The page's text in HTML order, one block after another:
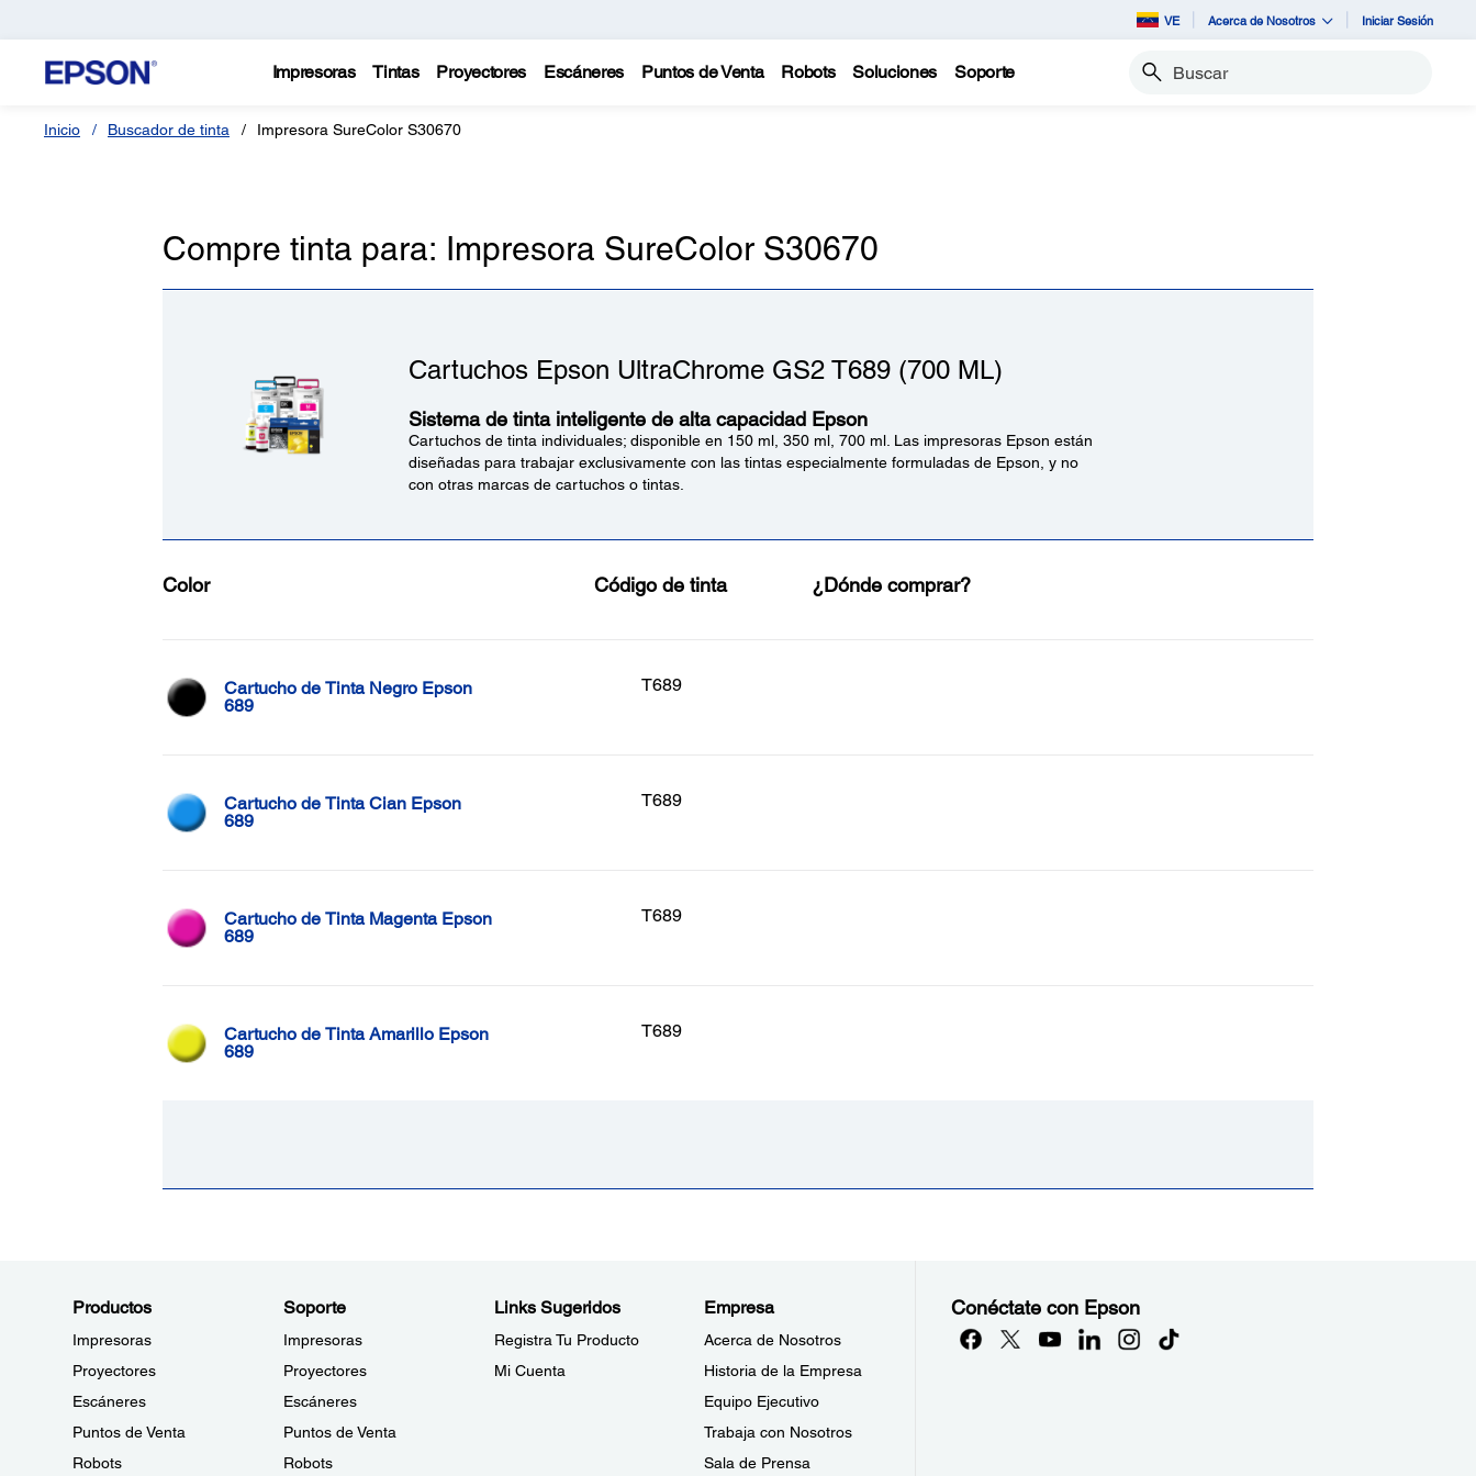
VE Acerca de Nosotros Iniciar Sesión
Impresoras Tintas Proyectores Escáneres Puntos de Venta Robots Soluciones Soporte Buscar
Inicio Buscador de tinta Impresora SureColor S30670
Compre tinta para: Impresora SureColor S30670
Cartuchos Epson UltraChrome GS2 T689 (700 ML)
Sistema de tinta inteligente de alta capacidad Epson
Cartuchos de tinta individuales; disponible en 150 ml, 350 ml, 700 ml. Las impresoras Epson están
diseñadas para trabajar exclusivamente con las tintas especialmente formuladas de Epson, y no
con otras marcas de cartuchos o tintas.
Color Código de tinta ¿Dónde comprar?
Cartucho de Tinta Negro Epson
689
T689
Cartucho de Tinta Cian Epson
689
T689
Cartucho de Tinta Magenta Epson
689
T689
Cartucho de Tinta Amarillo Epson
689
T689
Productos
Impresoras
Proyectores
Escáneres
Puntos de Venta
Robots
Soporte
Impresoras
Proyectores
Escáneres
Puntos de Venta
Robots
Links Sugeridos
Registra Tu Producto
Mi Cuenta
Empresa
Acerca de Nosotros
Historia de la Empresa
Equipo Ejecutivo
Trabaja con Nosotros
Sala de Prensa
Conéctate con Epson